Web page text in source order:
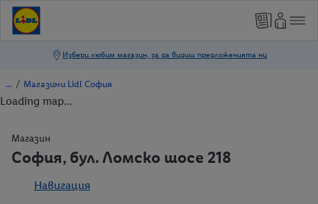
/ Магазини Lidl София
Loading map...
Магазин
София, бул. Ломско шосе 218
Навигация